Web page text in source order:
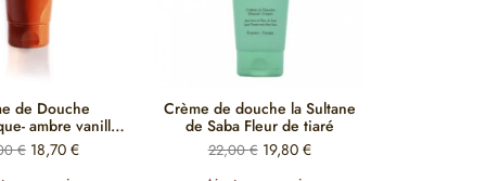
de Douche
ambre vanille
€ 18,70 €
Crème de douche la Sultane
de Saba Fleur de tiaré
22,00€ 19,80 €